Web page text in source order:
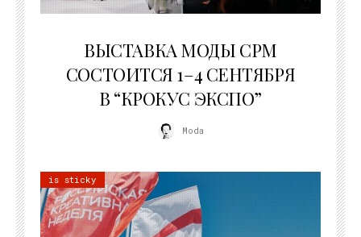
ВЫСТАВКА МОДЫ CPM
СОСТОИТСЯ 1–4 СЕНТЯБРЯ
В “КРОКУС ЭКСПО”
Moda
is sticky